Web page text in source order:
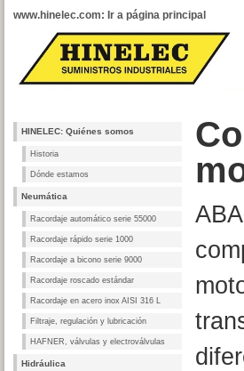
www.hinelec.com: Ir a página principal
HINELEC: Quiénes somos
Historia
Dónde estamos
Neumática
Racordaje automático serie 55000
Racordaje rápido serie 1000
Racordaje a bicono serie 9000
Racordaje roscado estándar
Racordaje en acero inox AISI 316 L
Filtraje, regulación y lubricación
HAFNER, válvulas y electroválvulas
Hidráulica